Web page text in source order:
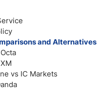
and Alternatives
vs IC Markets